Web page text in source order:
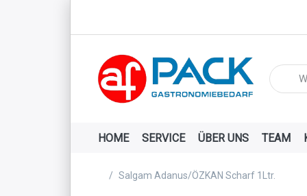
Geben
HOME SERVICE ÜBER UNS TEAM
Startseite
Salgam Adanus/ÖZKAN Scharf 1Ltr.